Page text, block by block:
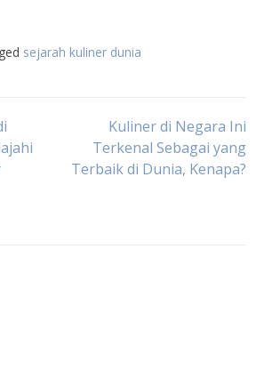
sejarah kuliner dunia
Kuliner di Negara Ini
Terkenal Sebagai yang
Terbaik di Dunia, Kenapa?